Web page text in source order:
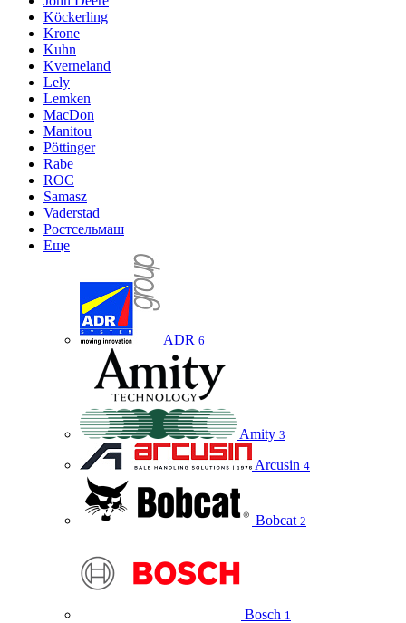
Köckerling
Krone
Kuhn
Kverneland
Lely
Lemken
MacDon
Manitou
Pöttinger
Rabe
ROC
Samasz
Vaderstad
Ростсельмаш
Еще
ADR 6
Amity 3
Arcusin 4
Bobcat 2
Bosch 1